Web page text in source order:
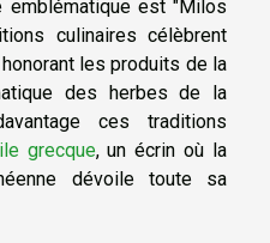
emblématique est "Milos
culinaires célèbrent
les produits de la
des herbes de la
ces traditions
grecque, un écrin où la
dévoile toute sa